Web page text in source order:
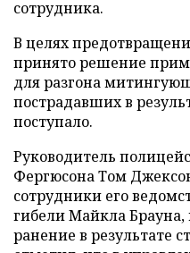
сотрудника.
В целях
принято решение
для разгона
пострадавших в
поступало.
Руководитель
Фергюсона Том
сотрудники его
гибели Майкла
ранение в результате